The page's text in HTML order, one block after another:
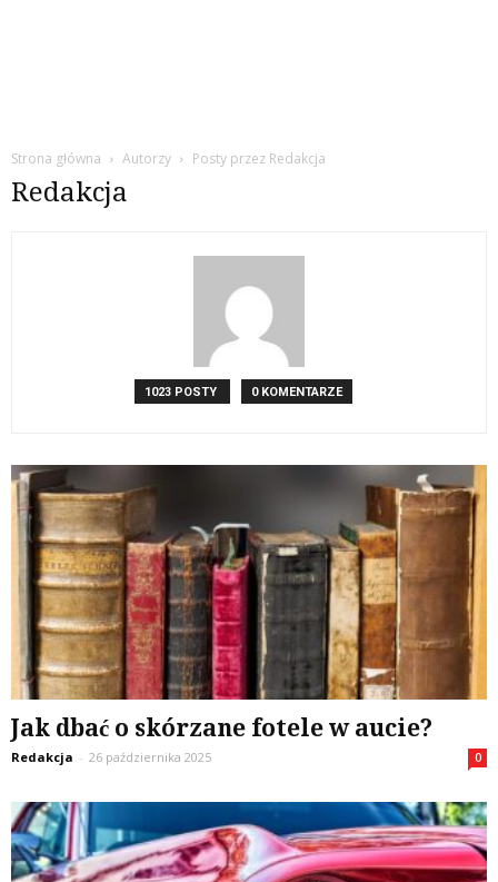
Strona główna Autorzy Posty przez Redakcja
Redakcja
1023 POSTY 0 KOMENTARZE
Jak dbać o skórzane fotele w aucie?
Redakcja - 26 października 2025 0